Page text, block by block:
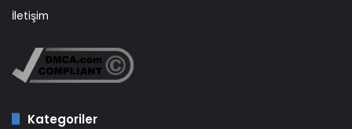
İletişim
Kategoriler